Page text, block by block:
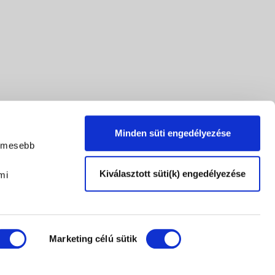
Marketing célú sütik
Minden süti engedélyezése
Kiválasztott süti(k) engedélyezése